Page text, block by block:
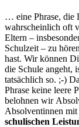
… eine Phrase, die
wahrscheinlich oft
Eltern –
Schulzeit – zu
hast. Wir können
die Schule angeht,
tatsächlich so. ;-)
Phrase keine leere
belohnen wir
Absolventinnen mit
schulischen